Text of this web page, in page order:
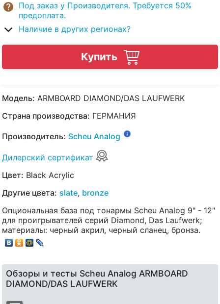
Под заказ у Производителя. Требуется 50%
предоплата.
Наличие в других регионах?
Купить
Модель: ARMBOARD DIAMOND/DAS LAUFWERK
Страна производства: ГЕРМАНИЯ
Производитель: Scheu Analog
Дилерский сертификат
Цвет: Black Acrylic
Другие цвета: slate, bronze
Опциональная база под тонармы Scheu Analog 9" - 12"
для проигрывателей серий Diamond, Das Laufwerk;
материалы: черный акрил, черный сланец, бронза.
Обзоры и тесты Scheu Analog ARMBOARD
DIAMOND/DAS LAUFWERK